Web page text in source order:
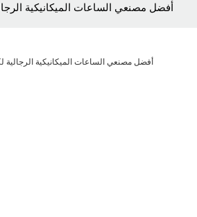
أفضل مصنعي الساعات الميكانيكية